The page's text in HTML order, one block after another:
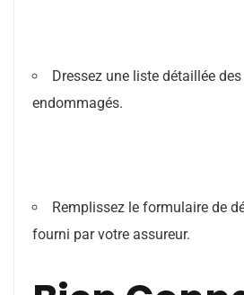
Dressez une liste détaillée
endommagés.
Remplissez le formulaire de
fourni par votre assureur.